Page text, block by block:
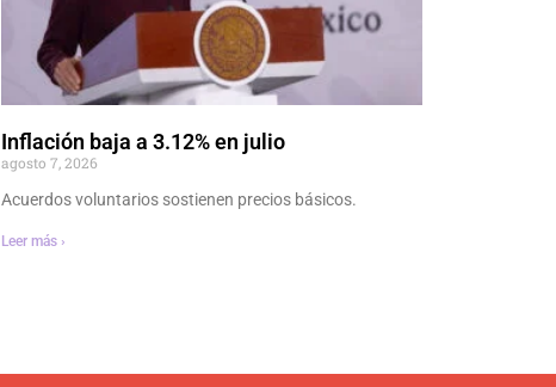
Inflación baja a 3.12% en julio
agosto 7, 2026
Acuerdos voluntarios sostienen precios básicos.
Leer más ›